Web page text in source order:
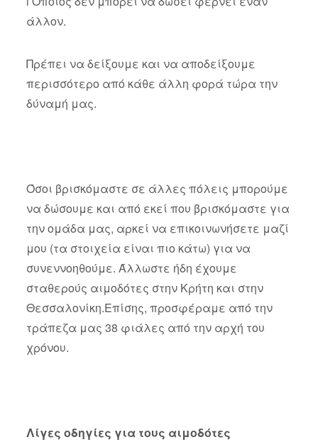
άλλον.
Πρέπει να δείξουμε και να αποδείξουμε
περισσότερο από κάθε άλλη φορά τώρα την
δύναμή μας.
Όσοι βρισκόμαστε σε άλλες πόλεις μπορούμε
να δώσουμε και από εκεί που βρισκόμαστε για
την ομάδα μας, αρκεί να επικοινωνήσετε μαζί
μου (τα στοιχεία είναι πιο κάτω) για να
συνεννοηθούμε. Άλλωστε ήδη έχουμε
σταθερούς αιμοδότες στην Κρήτη και στην
Θεσσαλονίκη.Επίσης, προσφέραμε από την
τράπεζα μας 38 φιάλες από την αρχή του
χρόνου.
Λίγες οδηγίες για τους αιμοδότες